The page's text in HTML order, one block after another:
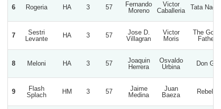
6 Rogeria HA 3 57
Fernando
Moreno
Victor
Caballeria
Tata
7
Sestri
Levante
HA 3 57
Jose D.
Villagran
Victor
Moris
The Good
Father
8 Meloni HA 3 57
Joaquin
Herrera
Osvaldo
Urbina
Don Gil
9
Flash
Splach
HM 3 57
Jaime
Medina
Juan
Baeza
Rebels